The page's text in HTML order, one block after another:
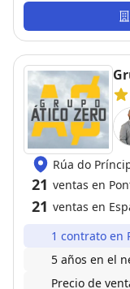
Rúa do
21 ventas en
21 ventas en
1 contrato en
5 años en el
Precio de